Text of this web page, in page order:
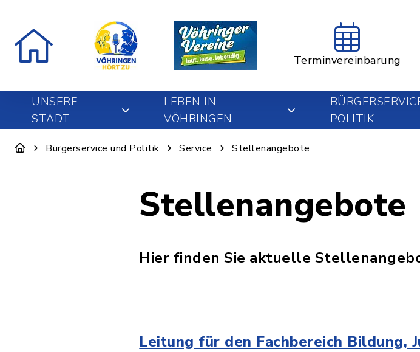
Terminvereinbarung
UNSERE
STADT
LEBEN IN
VÖHRINGEN
POLITIK
Bürgerservice und Politik Service Stellenangebote
Stellenangebote
Hier finden Sie aktuelle
Leitung für den Fachbereich Bildung,